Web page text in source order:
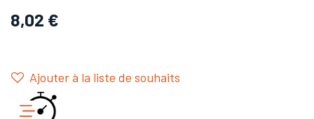
8,02 €
Ajouter à la liste de souhaits